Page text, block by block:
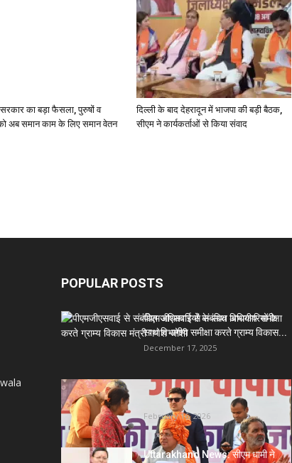
का बड़ा फैसला, पुरुषों व
अब समान काम के लिए समान वेतन
दिल्ली के बाद देहरादून में भाजपा की बड़ी बैठक,
सीएम ने कार्यकर्ताओं से किया संवाद
POPULAR POSTS
पीएमजीएसवाई से संबंधित अधिकारियों के
साथ विभागीय समीक्षा करते ग्राम्य विकास...
December 17, 2025
Uttarakhand News- सीएम धामी सख्त:
जनता की समस्याओं पर देरी बर्दाश्त...
February 16, 2026
Uttarakhand News: सीएम धामी ने